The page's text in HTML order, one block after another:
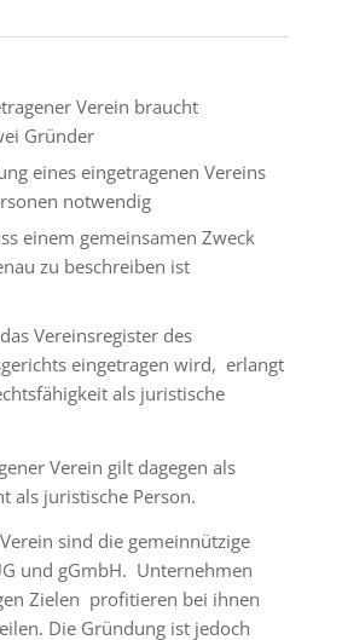
Verein braucht
Gründer
eines eingetragenenVereins
notwendig
einem gemeinsamen Zweck
zu beschreiben ist
Vereinsregister des
eingetragen wird, erlangt
als juristische
Verein gilt dagegen als
als juristische Person.
sind die gemeinnützige
und gGmbH. Unternehmen
Zielen profitieren bei ihnen
Die Gründung ist jedoch